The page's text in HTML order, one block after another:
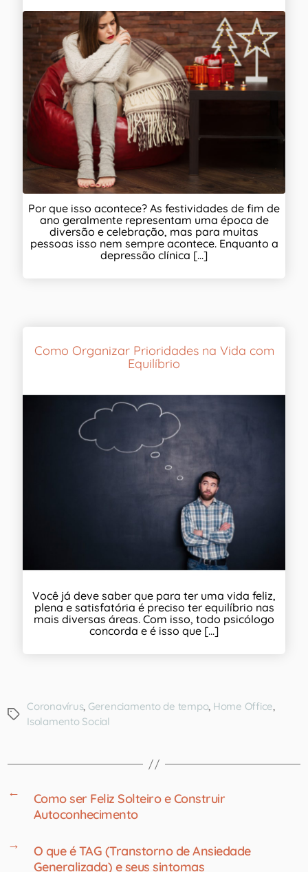
Por que isso acontece? As festividades de fim de
ano geralmente representam uma época de
diversão e celebração, mas para muitas
pessoas isso nem sempre acontece. Enquanto a
depressão clínica [...]
Como Organizar Prioridades na Vida com
Equilíbrio
Você já deve saber que para ter uma vida feliz,
plena e satisfatória é preciso ter equilíbrio nas
mais diversas áreas. Com isso, todo psicólogo
concorda e é isso que [...]
Coronavírus, Gerenciamento de tempo, Home Office,
Isolamento Social
←
Como ser Feliz Solteiro e Construir
Autoconhecimento
→
O que é TAG (Transtorno de Ansiedade
Generalizada) e seus sintomas